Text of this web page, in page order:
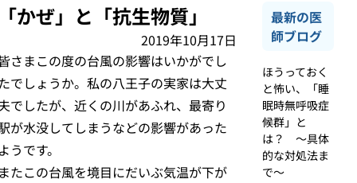
かぜ」と「抗生物質」
2019年10月17日
さまこの度の台風の影響はいかがでし
でしょうか。私の八王子の実家は大丈
でしたが、近くの川があふれ、最寄り
が水没してしまうなどの影響があった
うです。
たこの台風を境目にだいぶ気温が下が
最新の医
師ブログ
ほうっておく
と怖い、「睡
眠時無呼吸症
候群」と
は？ ～具体
的な対処法ま
で～